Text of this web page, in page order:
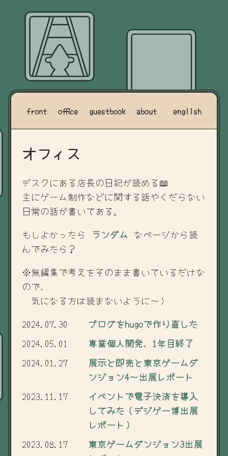
front office guestbook about english
オフィス
デスクにある店長の日記が読める📖
主にゲーム制作などに関する話やくだらない
日常の話が書いてある。
もしよかったら
ランダム なページから読
んでみたら？
※無編集で考えをそのまま書いているだけな
ので、
気になる方は読まないように～）
2024.07.30
ブログをhugoで作り直した
2024.05.01
専業個人開発、1年目終了
2024.01.27
展示と即売と東京ゲームダ
ンジョン4～出展レポート
2023.11.17
イベントで電子決済を導入
してみた（デジゲー博出展
レポート）
2023.08.17
東京ゲームダンジョン3出展